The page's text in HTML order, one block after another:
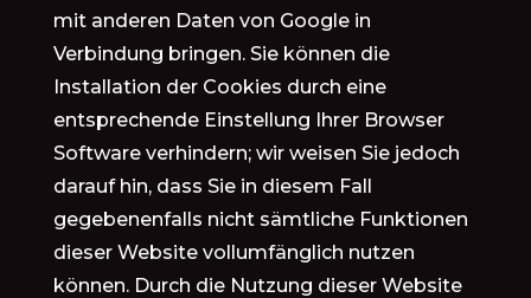
mit anderen Daten von Google in
Verbindung bringen. Sie können die
Installation der Cookies durch eine
entsprechende Einstellung Ihrer Browser
Software verhindern; wir weisen Sie jedoch
darauf hin, dass Sie in diesem Fall
gegebenenfalls nicht sämtliche Funktionen
dieser Website vollumfänglich nutzen
können. Durch die Nutzung dieser Website